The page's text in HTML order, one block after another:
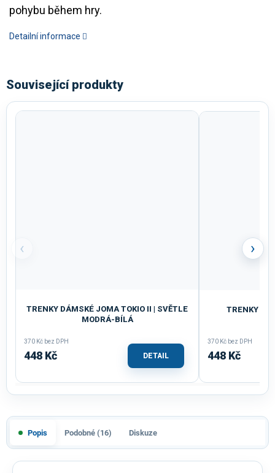
pohybu během hry.
Detailní informace
Související produkty
‹
TRENKY DÁMSKÉ JOMA TOKIO II | SVĚTLE
MODRÁ-BÍLÁ
370 Kč bez DPH
448 Kč DETAIL
TRENKY
370 Kč bez DPH
448 Kč
›
Popis Podobné (16) Diskuze